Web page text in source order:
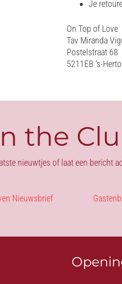
Je
On Top of Love
Tav Miranda
Postelstraat 68
5211EB ‘s-
the
nieuwtjes of laat een bericht
Nieuwsbrief